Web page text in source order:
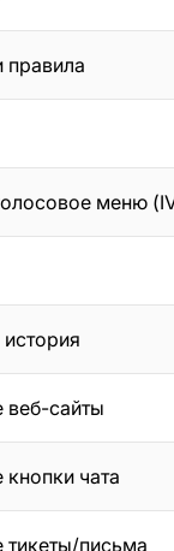
правила
меню
веб-сайты
чата
тикеты/письма